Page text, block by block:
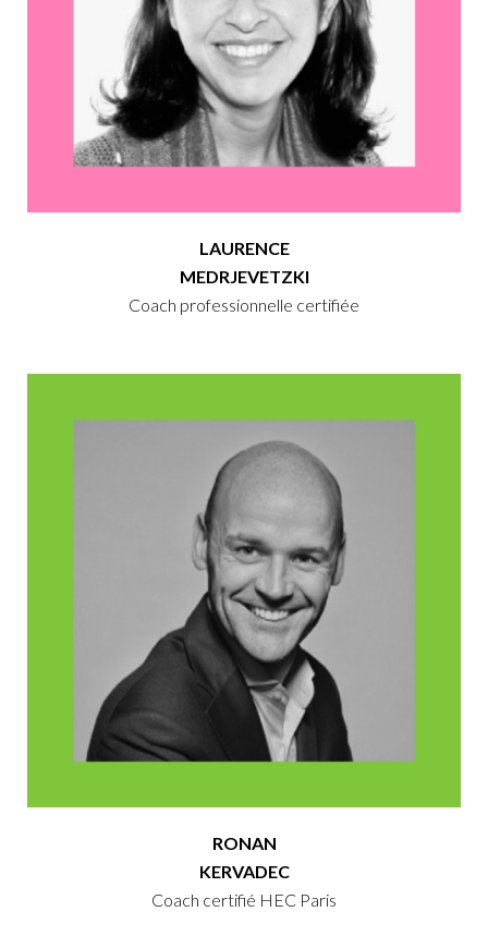
LAURENCE
MEDRJEVETZKI
Coach professionnelle certifiée
RONAN
KERVADEC
Coach certifié HEC Paris